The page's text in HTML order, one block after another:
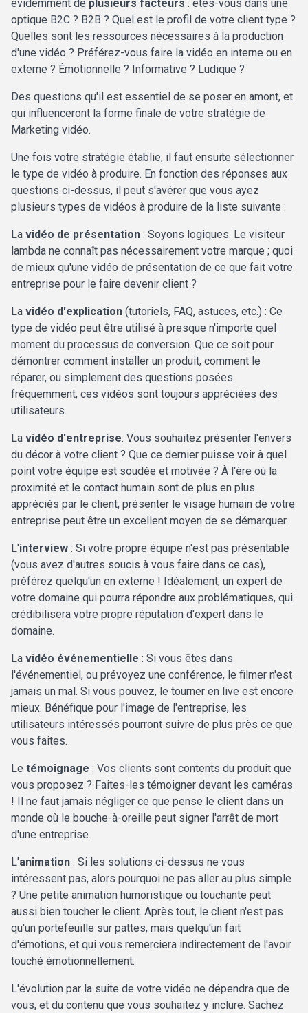
évidemment de plusieurs facteurs : êtes-vous dans une
optique B2C ? B2B ? Quel est le profil de votre client type ?
Quelles sont les ressources nécessaires à la production
d'une vidéo ? Préférez-vous faire la vidéo en interne ou en
externe ? Émotionnelle ? Informative ? Ludique ?
Des questions qu'il est essentiel de se poser en amont, et
qui influenceront la forme finale de votre stratégie de
Marketing vidéo.
Une fois votre stratégie établie, il faut ensuite sélectionner
le type de vidéo à produire. En fonction des réponses aux
questions ci-dessus, il peut s'avérer que vous ayez
plusieurs types de vidéos à produire de la liste suivante :
La vidéo de présentation : Soyons logiques. Le visiteur
lambda ne connaît pas nécessairement votre marque ; quoi
de mieux qu'une vidéo de présentation de ce que fait votre
entreprise pour le faire devenir client ?
La vidéo d'explication (tutoriels, FAQ, astuces, etc.) : Ce
type de vidéo peut être utilisé à presque n'importe quel
moment du processus de conversion. Que ce soit pour
démontrer comment installer un produit, comment le
réparer, ou simplement des questions posées
fréquemment, ces vidéos sont toujours appréciées des
utilisateurs.
La vidéo d'entreprise: Vous souhaitez présenter l'envers
du décor à votre client ? Que ce dernier puisse voir à quel
point votre équipe est soudée et motivée ? À l'ère où la
proximité et le contact humain sont de plus en plus
appréciés par le client, présenter le visage humain de votre
entreprise peut être un excellent moyen de se démarquer.
L'interview : Si votre propre équipe n'est pas présentable
(vous avez d'autres soucis à vous faire dans ce cas),
préférez quelqu'un en externe ! Idéalement, un expert de
votre domaine qui pourra répondre aux problématiques, qui
crédibilisera votre propre réputation d'expert dans le
domaine.
La vidéo événementielle : Si vous êtes dans
l'événementiel, ou prévoyez une conférence, le filmer n'est
jamais un mal. Si vous pouvez, le tourner en live est encore
mieux. Bénéfique pour l'image de l'entreprise, les
utilisateurs intéressés pourront suivre de plus près ce que
vous faites.
Le témoignage : Vos clients sont contents du produit que
vous proposez ? Faites-les témoigner devant les caméras
! Il ne faut jamais négliger ce que pense le client dans un
monde où le bouche-à-oreille peut signer l'arrêt de mort
d'une entreprise.
L'animation : Si les solutions ci-dessus ne vous
intéressent pas, alors pourquoi ne pas aller au plus simple
? Une petite animation humoristique ou touchante peut
aussi bien toucher le client. Après tout, le client n'est pas
qu'un portefeuille sur pattes, mais quelqu'un fait
d'émotions, et qui vous remerciera indirectement de l'avoir
touché émotionnellement.
L'évolution par la suite de votre vidéo ne dépendra que de
vous, et du contenu que vous souhaitez y inclure. Sachez